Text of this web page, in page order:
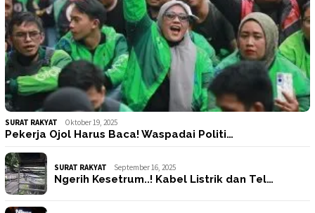
SURAT RAKYAT Oktober 19, 2025
Pekerja Ojol Harus Baca! Waspadai Politi…
SURAT RAKYAT September 16, 2025
Ngerih Kesetrum..! Kabel Listrik dan Tel…